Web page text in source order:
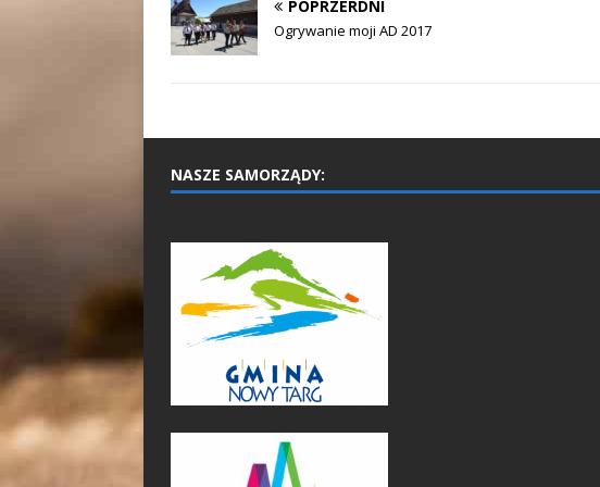
POPRZERDNI
Ogrywanie moji AD 2017
NASZE SAMORZĄDY: